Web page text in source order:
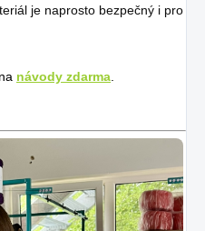
je naprosto bezpečný i pro
návody zdarma.